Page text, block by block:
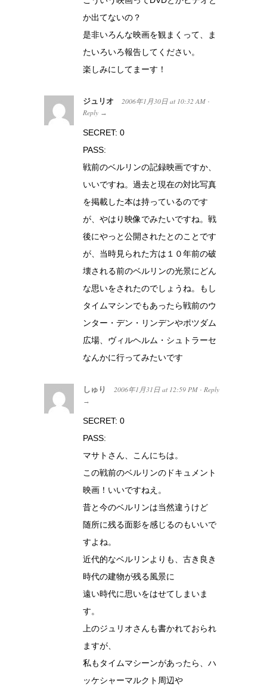
か出てないの？
是非いろんな映画を観まくって、ま
たいろいろ報告してください。
楽しみにしてまーす！
ジュリオ 2006年1月30日 at 10:32 AM ·
Reply →
SECRET: 0
PASS:
戦前のベルリンの記録映画ですか、
いいですね。過去と現在の対比写真
を掲載した本は持っているのです
が、やはり映像でみたいですね。戦
後にやっと公開されたとのことです
が、当時見られた方は１０年前の破
壊される前のベルリンの光景にどん
な思いをされたのでしょうね。もし
タイムマシンでもあったら戦前のウ
ンター・デン・リンデンやポツダム
広場、ヴィルヘルム・シュトラーセ
なんかに行ってみたいです
しゅり 2006年1月31日 at 12:59 PM · Reply
→
SECRET: 0
PASS:
マサトさん、こんにちは。
この戦前のベルリンのドキュメント
映画！いいですねえ。
昔と今のベルリンは当然違うけど
随所に残る面影を感じるのもいいで
すよね。
近代的なベルリンよりも、古き良き
時代の建物が残る風景に
遠い時代に思いをはせてしまいま
す。
上のジュリオさんも書かれておられ
ますが、
私もタイムマシーンがあったら、ハ
ッケシャーマルクト周辺や